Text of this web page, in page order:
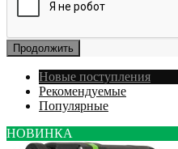
Продолжить
Новые поступления
Рекомендуемые
Популярные
НОВИНКА